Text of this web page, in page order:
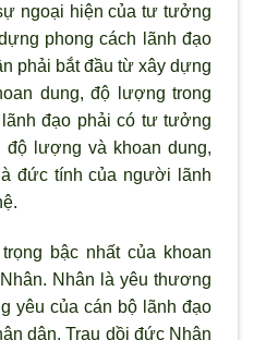
ngoại hiện của tư tưởng
phong cách lãnh đạo
phải bắt đầu từ xây dựng
dung, độ lượng trong
đạo phải có tư tưởng
độ lượng và khoan dung,
đức tính của người lãnh
bậc nhất của khoan
Nhân là yêu thương
yêu của cán bộ lãnh đạo
dân. Trau dồi đức Nhân